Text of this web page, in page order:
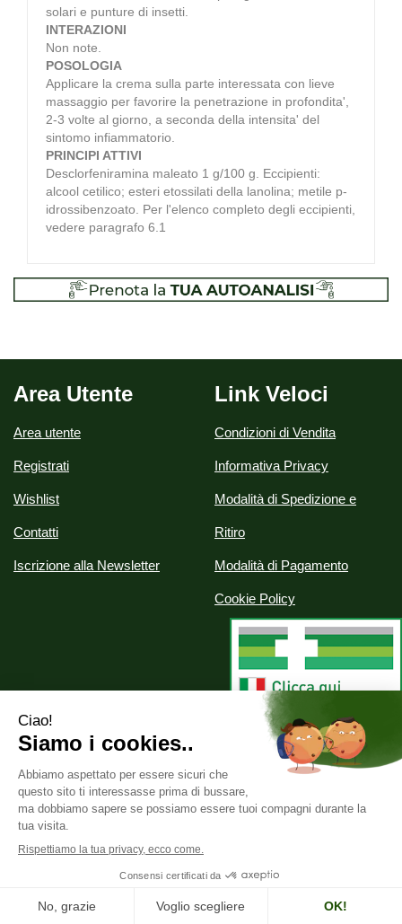
solari e punture di insetti.
INTERAZIONI
Non note.
POSOLOGIA
Applicare la crema sulla parte interessata con lieve
massaggio per favorire la penetrazione in profondita',
2-3 volte al giorno, a seconda della intensita' del
sintomo infiammatorio.
PRINCIPI ATTIVI
Desclorfeniramina maleato 1 g/100 g. Eccipienti:
alcool cetilico; esteri etossilati della lanolina; metile p-
idrossibenzoato. Per l'elenco completo degli eccipienti,
vedere paragrafo 6.1
Area Utente
Area utente
Registrati
Wishlist
Contatti
Iscrizione alla Newsletter
Link Veloci
Condizioni di Vendita
Informativa Privacy
Modalità di Spedizione e
Ritiro
Modalità di Pagamento
Cookie Policy
Alchimia srl - Via Nazionale, 29 07020 Palau (SS)
info@parafarmaciealchimia.it
02286420902 | Numero R.E.A.: SS-163134
Web DesignFulcri srl